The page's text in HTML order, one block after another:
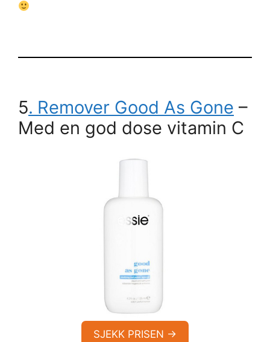
5. Remover Good As Gone –
Med en god dose vitamin C
SJEKK PRISEN →